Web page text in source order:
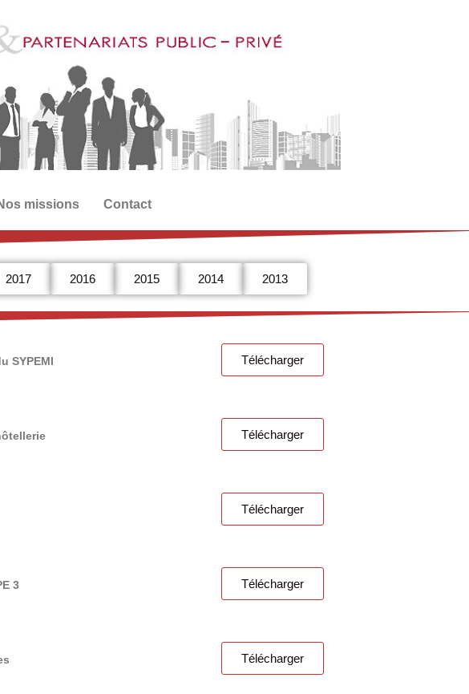
missions Contact
2017 2016 2015 2014 2013
SYPEMI Télécharger
Télécharger
Télécharger
3 Télécharger
Télécharger